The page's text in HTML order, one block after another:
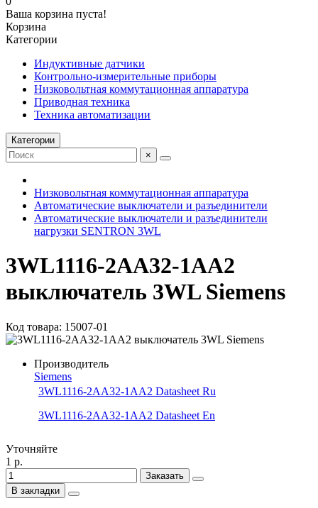
Ваша корзина пуста!
Корзина
Категории
Индуктивные датчики
Контрольно-измерительные приборы
Низковольтная коммутационная аппаратура
Приводная техника
Техника автоматизации
Категории
×
Низковольтная коммутационная аппаратура
Автоматические выключатели и разъединители
Автоматические выключатели и разъединители
нагрузки SENTRON 3WL
3WL1116-2AA32-1AA2
выключатель 3WL Siemens
Код товара: 15007-01
Производитель
Siemens
3WL1116-2AA32-1AA2 Datasheet Ru
3WL1116-2AA32-1AA2 Datasheet En
Уточняйте
1 р.
Заказать
В закладки